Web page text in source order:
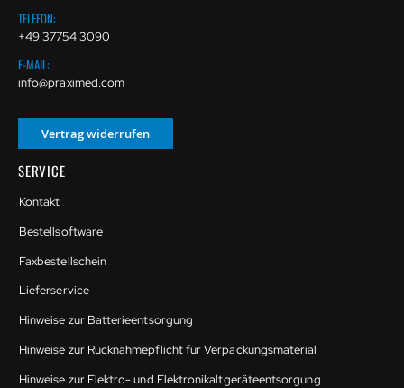
TELEFON:
+49 37754 3090
E-MAIL:
info@praximed.com
Vertrag widerrufen
SERVICE
Kontakt
Bestellsoftware
Faxbestellschein
Lieferservice
Hinweise zur Batterieentsorgung
Hinweise zur Rücknahmepflicht für Verpackungsmaterial
Hinweise zur Elektro- und Elektronikaltgeräteentsorgung